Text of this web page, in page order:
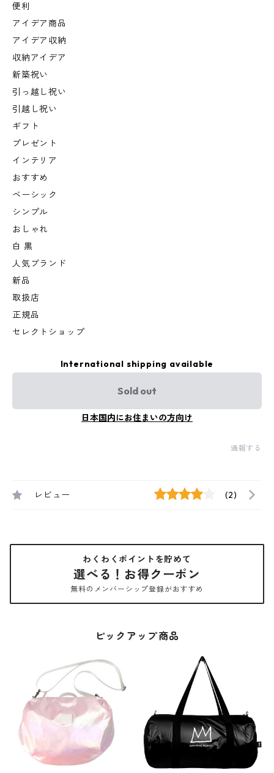
便利
アイデア商品
アイデア収納
収納アイデア
新築祝い
引っ越し祝い
引越し祝い
ギフト
プレゼント
インテリア
おすすめ
ベーシック
シンプル
おしゃれ
白 黒
人気ブランド
新品
取扱店
正規品
セレクトショップ
International shipping available
Sold out
日本国内にお住まいの方向け
通報する
レビュー (2)
わくわくポイントを貯めて
選べる！お得クーポン
無料のメンバーシップ登録がおすすめ
ピックアップ商品